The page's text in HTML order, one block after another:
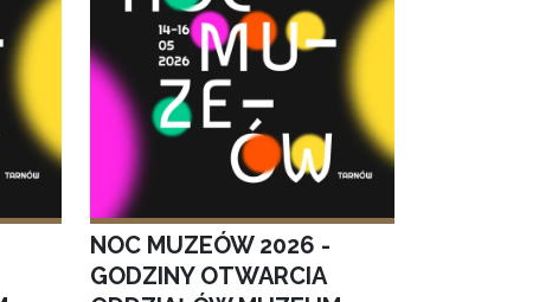
NOC MUZEÓW 2026 -
GODZINY OTWARCIA